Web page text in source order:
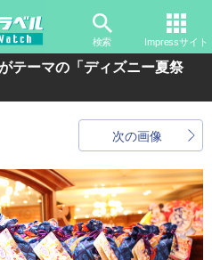
検索 Impressサイト
テーマの「ディズニー夏祭
次の画像